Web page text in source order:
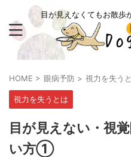
目が見えなくてもお散歩
HOME > 眼病予防 > 視力を失う
視力を失うとは
目が見えない・視
い方①